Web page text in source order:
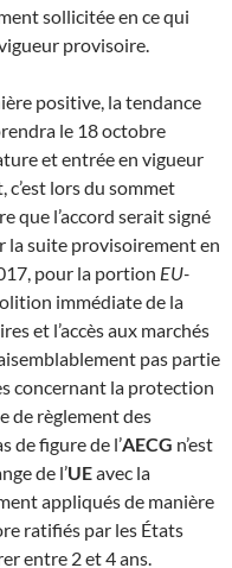
sollicitée en ce qui
provisoire.
positive, la tendance
le 18 octobre
et entrée en vigueur
c’est lors du sommet
que l’accord serait signé
la suite provisoirement en
pour la portion EU-
immédiate de la
et l’accès aux marchés
pas partie
concernant la protection
de règlement des
de figure de l’AECG n’est
de l’UEavec la
appliqués de manière
ratifiés par les États
entre 2 et 4 ans.